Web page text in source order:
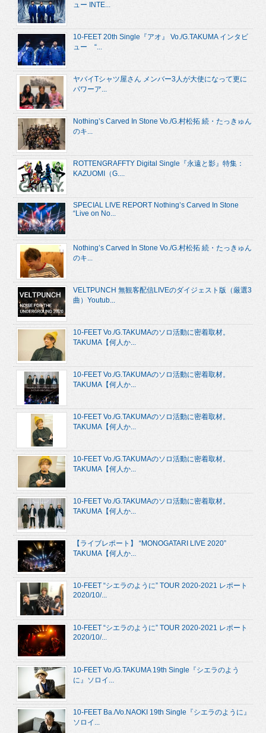
ュー INTE...
10-FEET 20th Single『アオ』 Vo./G.TAKUMA インタビ
ュー “...
ヤバイTシャツ屋さん メンバー3人が大使になって更に
パワーア...
Nothing’s Carved In Stone Vo./G.村松拓 続・たっきゅん
のキ...
ROTTENGRAFFTY Digital Single『永遠と影』特集：
KAZUOMI（G....
SPECIAL LIVE REPORT Nothing’s Carved In Stone
“Live on No...
Nothing’s Carved In Stone Vo./G.村松拓 続・たっきゅん
のキ...
VELTPUNCH 無観客配信LIVEのダイジェスト版（厳選3
曲）Youtub...
10-FEET Vo./G.TAKUMAのソロ活動に密着取材。
TAKUMA【何人か...
10-FEET Vo./G.TAKUMAのソロ活動に密着取材。
TAKUMA【何人か...
10-FEET Vo./G.TAKUMAのソロ活動に密着取材。
TAKUMA【何人か...
10-FEET Vo./G.TAKUMAのソロ活動に密着取材。
TAKUMA【何人か...
10-FEET Vo./G.TAKUMAのソロ活動に密着取材。
TAKUMA【何人か...
【ライブレポート】 “MONOGATARI LIVE 2020”
TAKUMA【何人か...
10-FEET “シエラのように” TOUR 2020-2021 レポート
2020/10/...
10-FEET “シエラのように” TOUR 2020-2021 レポート
2020/10/...
10-FEET Vo./G.TAKUMA 19th Single『シエラのよう
に』ソロイ...
10-FEET Ba./Vo.NAOKI 19th Single『シエラのように』
ソロイ...